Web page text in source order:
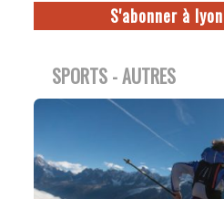
S'abonner à
SPORTS - AUTRES